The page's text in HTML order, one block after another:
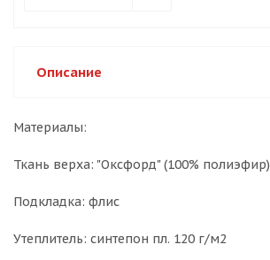
Описание
Материалы:
Ткань верха: "Оксфорд" (100% полиэфир)
Подкладка: флис
Утеплитель: синтепон пл. 120 г/м2